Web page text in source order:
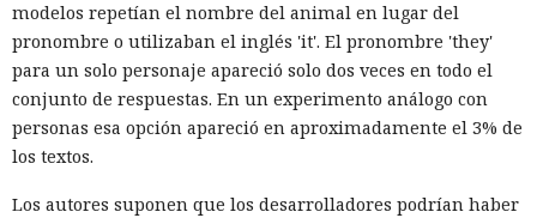
modelos repetían el nombre del animal en lugar del
pronombre o utilizaban el inglés 'it'. El pronombre 'they'
para un solo personaje apareció solo dos veces en todo el
conjunto de respuestas. En un experimento análogo con
personas esa opción apareció en aproximadamente el 3% de
los textos.
Los autores suponen que los desarrolladores podrían haber